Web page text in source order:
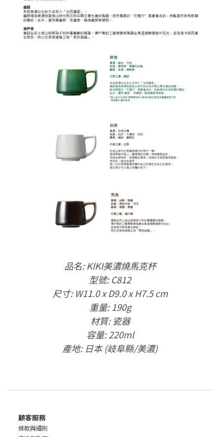
品名: KIKI美濃燒馬克杯
型號: C812
尺寸: W11.0 x D9.0 x H7.5 cm
重量: 190g
材質: 瓷器
容量: 220ml
產地: 日本(岐阜縣/美濃)
顧客服務
條款與細則